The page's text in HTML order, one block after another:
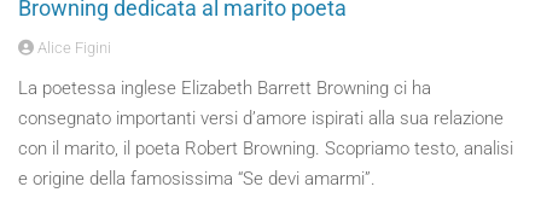
Browning dedicata al marito poeta
Alice Figini
La poetessa inglese Elizabeth Barrett Browning ci ha
consegnato importanti versi d’amore ispirati alla sua relazione
con il marito, il poeta Robert Browning. Scopriamo testo, analisi
e origine della famosissima “Se devi amarmi”.